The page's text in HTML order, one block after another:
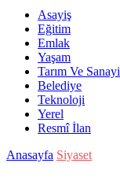
Asayiş
Eğitim
Emlak
Yaşam
Tarım Ve Sanayi
Belediye
Teknoloji
Yerel
Resmî İlan
Anasayfa Siyaset